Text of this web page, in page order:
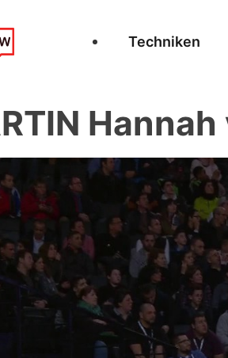
Techniken
Hannah